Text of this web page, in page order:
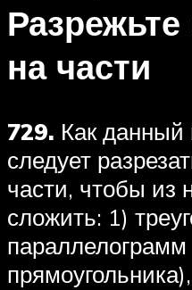
на части
729. Как данный
следует
части, чтобы из
сложить: 1)